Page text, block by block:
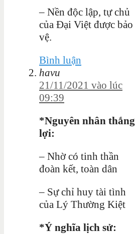
– Nền độc lập, tự chủ
của Đại Việt được bảo
vệ.
Bình luận
havu
21/11/2021 vào lúc
09:39
*Nguyên nhân thắng
lợi:
– Nhờ có tinh thần
đoàn kết, toàn dân
– Sự chỉ huy tài tình
của Lý Thường Kiệt
*Ý nghĩa lịch sử: